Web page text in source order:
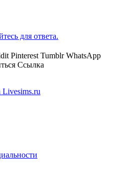
для ответа.
Pinterest Tumblr WhatsApp
Ссылка
Livesims.ru